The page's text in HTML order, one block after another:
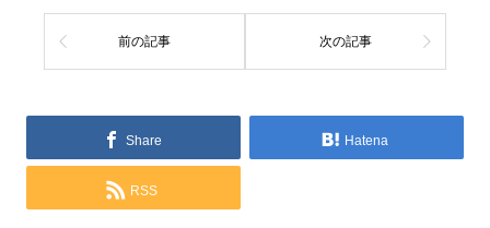
前の記事 次の記事
Share Hatena
RSS